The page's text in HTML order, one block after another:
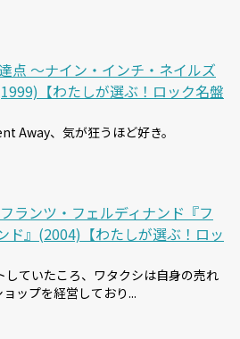
点 〜ナイン・インチ・ネイルズ
【わたしが選ぶ！ロック名盤
Away、気が狂うほど好き。
ランツ・フェルディナンド『フ
ド』(2004)【わたしが選ぶ！ロッ
していたころ、ワタクシは自身の売れ
ップを経営しており...